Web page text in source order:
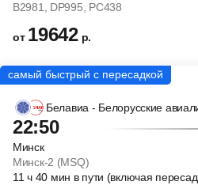
B2981
, DP995 , PC438
от 19642 р.
Белавиа - Белорусские
22:50
Минск
Минск-2 (MSQ)
11ч40 мин в пути (включая